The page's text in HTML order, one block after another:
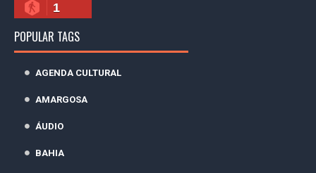
1
POPULAR TAGS
AGENDA CULTURAL
AMARGOSA
ÁUDIO
BAHIA